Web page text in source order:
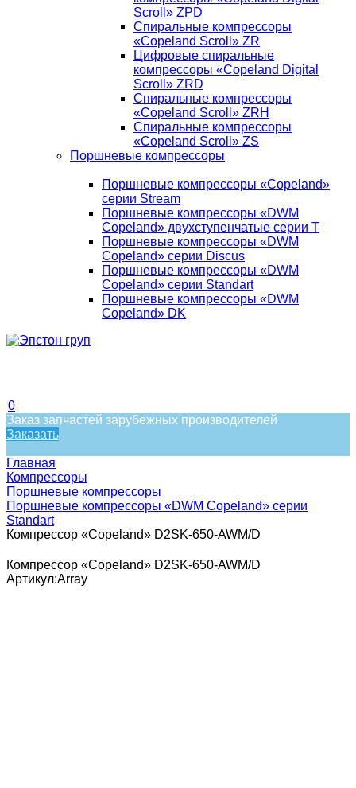
Scroll» ZPD
Спиральные компрессоры
«Copeland Scroll» ZR
Цифровые спиральные
компрессоры «Copeland Digital
Scroll» ZRD
Спиральные компрессоры
«Copeland Scroll» ZRH
Спиральные компрессоры
«Copeland Scroll» ZS
Поршневые компрессоры
Поршневые компрессоры «Copeland»
серии Stream
Поршневые компрессоры «DWM
Copeland» двухступенчатые серии T
Поршневые компрессоры «DWM
Copeland» серии Discus
Поршневые компрессоры «DWM
Copeland» серии Standart
Поршневые компрессоры «DWM
Copeland» DK
0
Заказ запчастей зарубежных производителей
Заказать
Главная
Компрессоры
Поршневые компрессоры
Поршневые компрессоры «DWM Copeland» серии
Standart
Компрессор «Copeland» D2SK-650-AWM/D
Компрессор «Copeland» D2SK-650-AWM/D
Артикул:Array